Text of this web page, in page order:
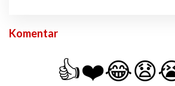
Komentar
👍❤️😂😧